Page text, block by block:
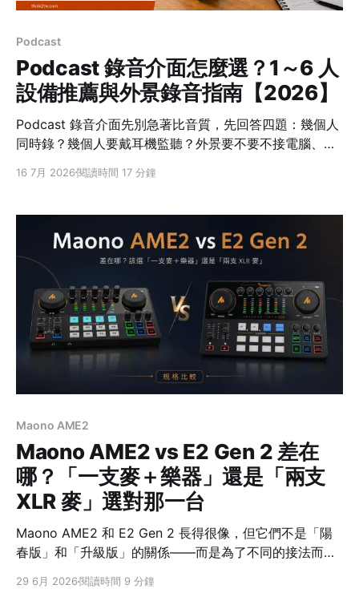
級註2與低延遲註3錄音。一般聊天時三個詞當同義詞沒什
Podcast
Podcast 錄音介面怎麼選？1～6 人
設備推薦與外景錄音指南【2026】
Podcast 錄音介面先別急著比音質，先回答四題：幾個人
同時錄？幾個人要戴耳機監聽？外景要不要不接電腦、直
能先排除一半不適合的設備。 快速答案 單人用 XLR 麥克
要確認至少 2 組麥克風輸入與監聽方式；3～4 人或常跑
外景，優先看有 4 組麥克風、4 個耳機輸出與 SD／
microSD 機身錄音註1的 Podcast 工作站。 先用人數與
外景需求分流：單人固定接電腦可看 Vocaster One；雙
人桌面可依監聽需求比較 SSL 2 MKII、SSL 2+ MKII、
MAONO E2 Gen 2、Zenith
16 7月 2026閱讀時間 17 分鐘
Maono AME2
Maono AME2 vs E2 Gen 2 差在
哪？「一支麥＋樂器」還是「兩支
XLR 麥」選對那一台
Maono AME2 和 E2 Gen 2 長得很像，但它們不是「陽
春版」和「升級版」的關係——而是為了不同的接法而設
些功能，兩台其實都有。 真正要看的是你想接什麼：
29 6月 2026閱讀時間 9 分鐘